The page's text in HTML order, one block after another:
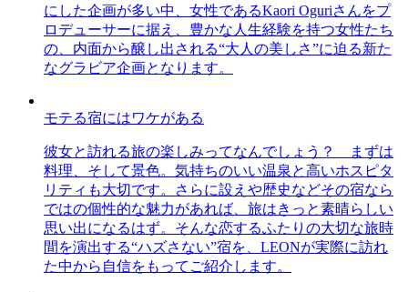
にした企画が多い中、女性であるKaori Oguriさんをプ
ロデューサーに据え、豊かな人生経験を持つ女性たち
の、内面から醸し出される“大人の美しさ”に迫る新た
なグラビア企画となります。
モテる宿にはワケがある
彼女と訪れる旅の楽しみってなんでしょう？ まずは
料理、そして景色。気持ちのいい温泉と高いホスピタ
リティも大切です。さらに設えや歴史などその宿なら
ではの個性的な魅力があれば、旅はきっと素晴らしい
思い出になるはず。そんな恋するふたりの大切な旅時
間を演出する“ハズさない”宿を、LEONが実際に訪れ
た中から自信をもってご紹介します。